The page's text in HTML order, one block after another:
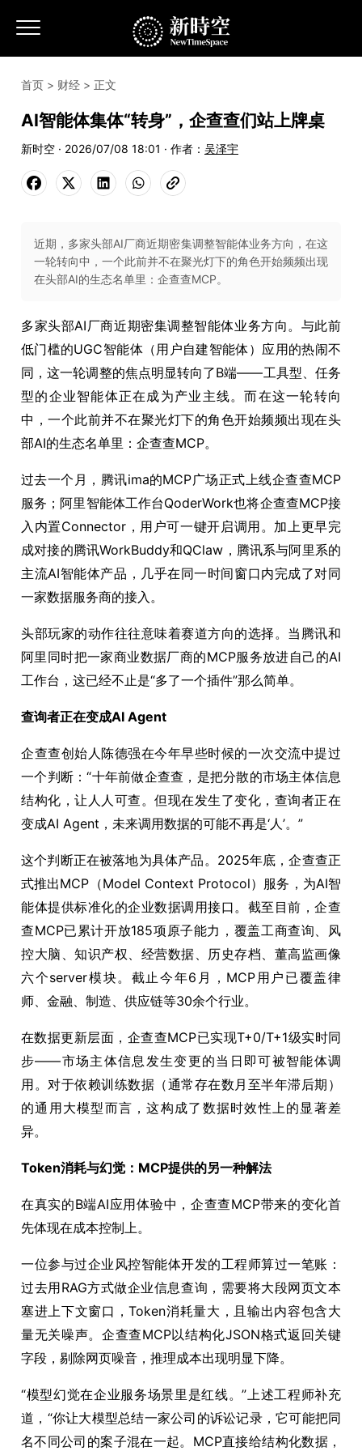
首页 > 财经 > 正文
AI智能体集体“转身”，企查查们站上牌桌
新时空 · 2026/07/08 18:01 · 作者： 吴泽宇
近期，多家头部AI厂商近期密集调整智能体业务方向，在这
一轮转向中，一个此前并不在聚光灯下的角色开始频频出现
在头部AI的生态名单里：企查查MCP。
多家头部AI厂商近期密集调整智能体业务方向。与此前
低门槛的UGC智能体（用户自建智能体）应用的热闹不
同，这一轮调整的焦点明显转向了B端——工具型、任务
型的企业智能体正在成为产业主线。而在这一轮转向
中，一个此前并不在聚光灯下的角色开始频频出现在头
部AI的生态名单里：企查查MCP。
过去一个月，腾讯ima的MCP广场正式上线企查查MCP
服务；阿里智能体工作台QoderWork也将企查查MCP接
入内置Connector，用户可一键开启调用。加上更早完
成对接的腾讯WorkBuddy和QClaw，腾讯系与阿里系的
主流AI智能体产品，几乎在同一时间窗口内完成了对同
一家数据服务商的接入。
头部玩家的动作往往意味着赛道方向的选择。当腾讯和
阿里同时把一家商业数据厂商的MCP服务放进自己的AI
工作台，这已经不止是“多了一个插件”那么简单。
查询者正在变成AI Agent
企查查创始人陈德强在今年早些时候的一次交流中提过
一个判断：“十年前做企查查，是把分散的市场主体信息
结构化，让人人可查。但现在发生了变化，查询者正在
变成AI Agent，未来调用数据的可能不再是‘人’。”
这个判断正在被落地为具体产品。2025年底，企查查正
式推出MCP（Model Context Protocol）服务，为AI智
能体提供标准化的企业数据调用接口。截至目前，企查
查MCP已累计开放185项原子能力，覆盖工商查询、风
控大脑、知识产权、经营数据、历史存档、董高监画像
六个server模块。截止今年6月，MCP用户已覆盖律
师、金融、制造、供应链等30余个行业。
在数据更新层面，企查查MCP已实现T+0/T+1级实时同
步——市场主体信息发生变更的当日即可被智能体调
用。对于依赖训练数据（通常存在数月至半年滞后期）
的通用大模型而言，这构成了数据时效性上的显著差
异。
Token消耗与幻觉：MCP提供的另一种解法
在真实的B端AI应用体验中，企查查MCP带来的变化首
先体现在成本控制上。
一位参与过企业风控智能体开发的工程师算过一笔账：
过去用RAG方式做企业信息查询，需要将大段网页文本
塞进上下文窗口，Token消耗量大，且输出内容包含大
量无关噪声。企查查MCP以结构化JSON格式返回关键
字段，剔除网页噪音，推理成本出现明显下降。
“模型幻觉在企业服务场景里是红线。”上述工程师补充
道，“你让大模型总结一家公司的诉讼记录，它可能把同
名不同公司的案子混在一起。MCP直接给结构化数据，